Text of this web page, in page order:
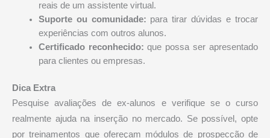
reais de um assistente virtual.
Suporte ou comunidade: para tirar dúvidas e trocar
experiências com outros alunos.
Certificado reconhecido: que possa ser apresentado
para clientes ou empresas.
Dica Extra
Pesquise avaliações de ex-alunos e verifique se o curso
realmente ajuda na inserção no mercado. Se possível, opte
por treinamentos que ofereçam módulos de prospecção de